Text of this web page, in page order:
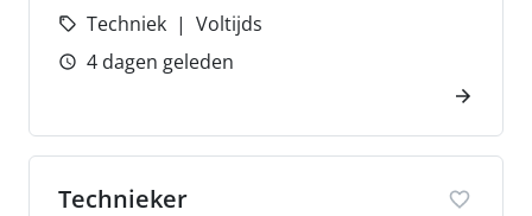
Techniek
Voltijds
4 dagen geleden
Technieker